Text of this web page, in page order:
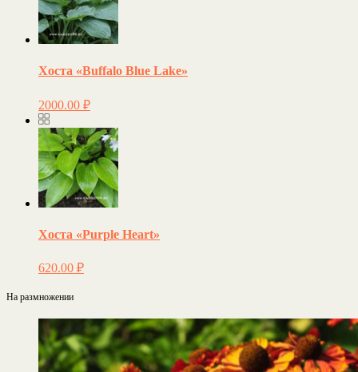
Хоста «Buffalo Blue Lake»
2000.00 ₽
Хоста «Purple Heart»
620.00 ₽
На размножении